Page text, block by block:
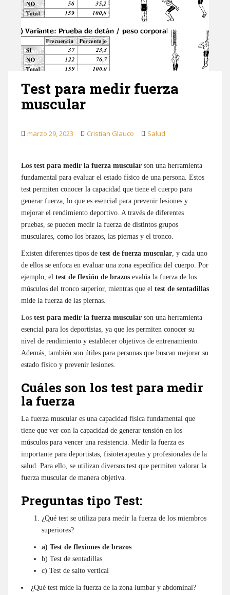
Test para medir fuerza
muscular
marzo 29, 2023 Cristian Glauco Salud
Los test para medir la fuerza muscular son una herramienta
fundamental para evaluar el estado físico de una persona. Estos
test permiten conocer la capacidad que tiene el cuerpo para
generar fuerza, lo que es esencial para prevenir lesiones y
mejorar el rendimiento deportivo. A través de diferentes
pruebas, se pueden medir la fuerza de distintos grupos
musculares, como los brazos, las piernas y el tronco.
Existen diferentes tipos de test de fuerza muscular, y cada uno
de ellos se enfoca en evaluar una zona específica del cuerpo. Por
ejemplo, el test de flexión de brazos evalúa la fuerza de los
músculos del tronco superior, mientras que el test de sentadillas
mide la fuerza de las piernas.
Los test para medir la fuerza muscular son una herramienta
esencial para los deportistas, ya que les permiten conocer su
nivel de rendimiento y establecer objetivos de entrenamiento.
Además, también son útiles para personas que buscan mejorar su
estado físico y prevenir lesiones.
Cuáles son los test para medir
la fuerza
La fuerza muscular es una capacidad física fundamental que
tiene que ver con la capacidad de generar tensión en los
músculos para vencer una resistencia. Medir la fuerza es
importante para deportistas, fisioterapeutas y profesionales de la
salud. Para ello, se utilizan diversos test que permiten valorar la
fuerza muscular de manera objetiva.
Preguntas tipo Test:
¿Qué test se utiliza para medir la fuerza de los miembros
superiores?
a) Test de flexiones de brazos
b) Test de sentadillas
c) Test de salto vertical
¿Qué test mide la fuerza de la zona lumbar y abdominal?